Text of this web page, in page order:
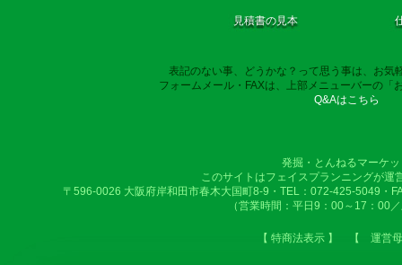
見積書の見本
表記のない事、どうかな？って思う事は、お気
フォームメール・FAXは、上部メニューバーの「
Q&Aはこちら
発掘・とんねるマーケ
このサイトはフェイスプランニングが運
〒596-0026 大阪府岸和田市春木大国町8-9・TEL：072-425-5049・
（営業時間：平日9：00～17：00
【 特商法表示 】 【 運営